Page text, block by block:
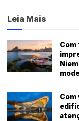
Leia Mais
Com